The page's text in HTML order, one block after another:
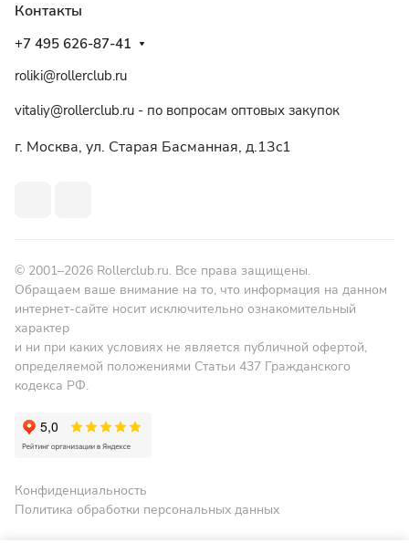
Контакты
+7 495 626-87-41
roliki@rollerclub.ru
vitaliy@rollerclub.ru - по вопросам оптовых закупок
г. Москва, ул. Старая Басманная, д.13c1
© 2001–2026 Rollerclub.ru. Все права защищены.
Обращаем ваше внимание на то, что информация на данном
интернет-сайте носит исключительно ознакомительный
характер
и ни при каких условиях не является публичной офертой,
определяемой положениями Статьи 437 Гражданского
кодекса РФ.
Конфиденциальность
Политика обработки персональных данных